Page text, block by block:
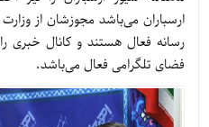
ارسباران می‌باشد مجوزشان از
رسانه فعال هستند و کانال خبری
فضای تلگرامی فعال می‌باشد.